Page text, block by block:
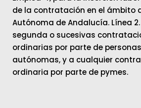
de la contratación en el ámbito
Autónoma de Andalucía. Línea
segunda o sucesivas
ordinarias por parte de
autónomas, y a cualquier
ordinaria por parte de pymes.